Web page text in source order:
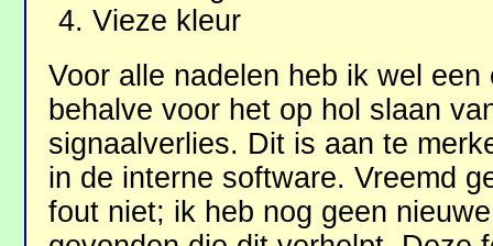
Vieze kleur
Voor alle nadelen heb ik wel
behalve voor het op hol slaan
signaalverlies. Dit is aan te
in de interne software. Vreemd
fout niet; ik heb nog geen